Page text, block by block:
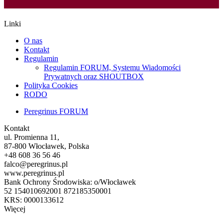
Linki
O nas
Kontakt
Regulamin
Regulamin FORUM, Systemu Wiadomości
Prywatnych oraz SHOUTBOX
Polityka Cookies
RODO
Peregrinus FORUM
Kontakt
ul. Promienna 11,
87-800 Włocławek, Polska
+48 608 36 56 46
falco@peregrinus.pl
www.peregrinus.pl
Bank Ochrony Środowiska: o/Włocławek
52 154010692001 872185350001
KRS: 0000133612
Więcej